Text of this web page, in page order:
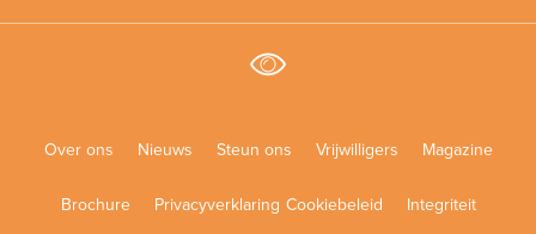
Over ons Nieuws Steun ons Vrijwilligers Magazine
Brochure Privacyverklaring Cookiebeleid Integriteit